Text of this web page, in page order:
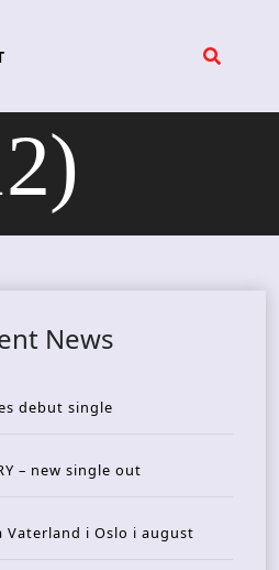
News
debut single
– new single out
Vaterland i Oslo i august